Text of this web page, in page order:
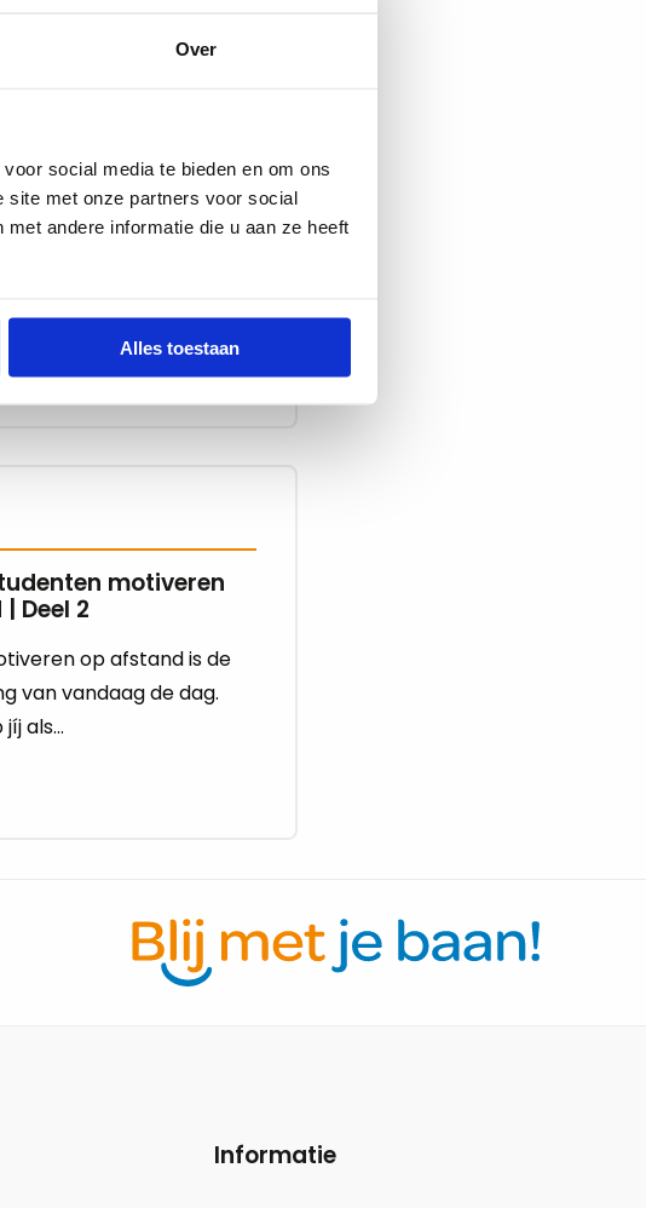
Over
social media te bieden en om ons
site met onze partners voor social
andere informatie die u aan ze heeft
Alles toestaan
geven met AI
onderwijs. Doe je
maken.
motiveren
Deel 2
op afstand is de
van vandaag de dag.
als...
Informatie